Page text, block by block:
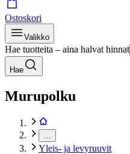
Ostoskori
Valikko
Hae tuotteita – aina halvat hinnat
Hae
Murupolku
Yleis- ja levyruuvit